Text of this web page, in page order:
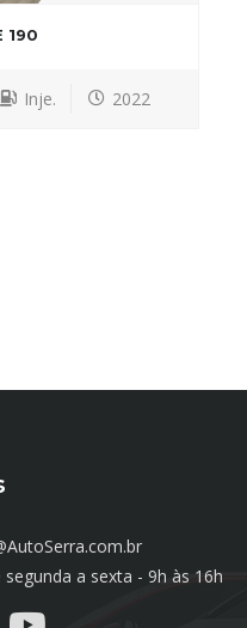
190
Inje. 2022
a sexta - 9h às 16h